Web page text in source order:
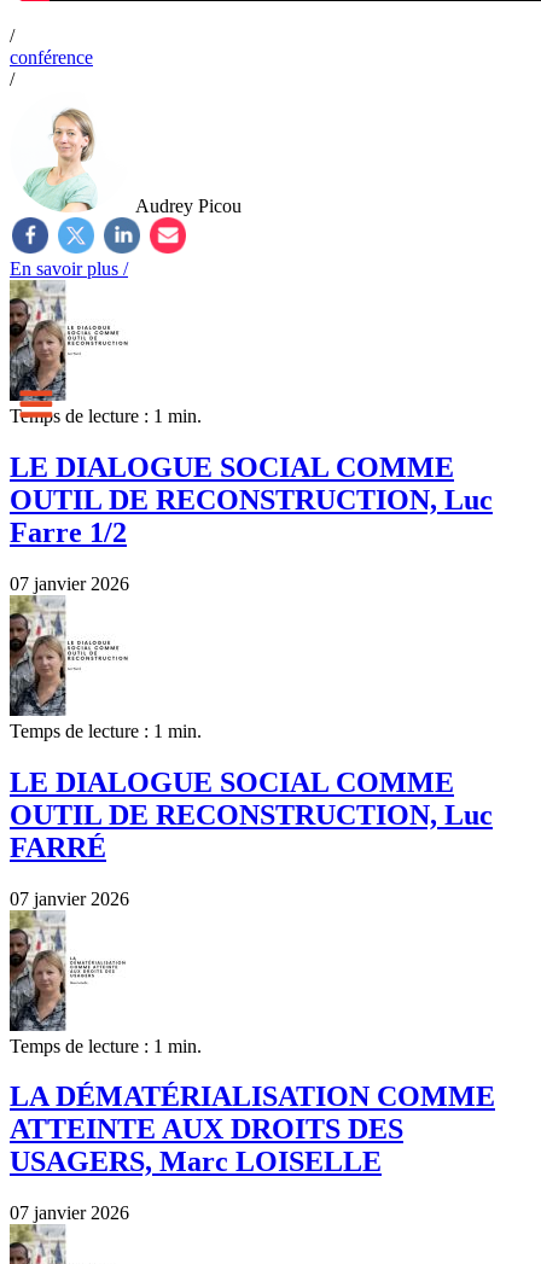
/
conférence
/
Audrey Picou
En savoir plus /
Temps de lecture : 1 min.
LE DIALOGUE SOCIAL COMME
OUTIL DE RECONSTRUCTION, Luc
Farre 1/2
07 janvier 2026
Temps de lecture : 1 min.
LE DIALOGUE SOCIAL COMME
OUTIL DE RECONSTRUCTION, Luc
FARRÉ
07 janvier 2026
Temps de lecture : 1 min.
LA DÉMATÉRIALISATION COMME
ATTEINTE AUX DROITS DES
USAGERS, Marc LOISELLE
07 janvier 2026